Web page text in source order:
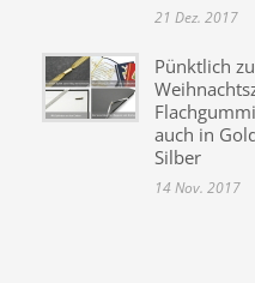
21 Dez. 2017
Pünktlich
auch in
Silber
14 Nov. 2017